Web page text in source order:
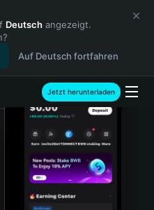
Deutsch angezeigt.
Auf Deutsch fortfahren
Jetzt herunterladen